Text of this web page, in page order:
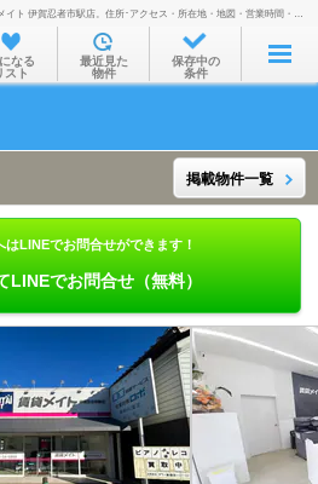
お部屋を探す
沿線・駅から
通勤通学時間から
物件特集から
賃貸マンション･アパート探しなら株式会社賃貸メイト 伊賀忍者市駅店。住所･アクセス・所在地・地図・営業時間・定休日・電話番号などを掲載。
なる
スト
最近見た
物件
保存中の
条件
掲載物件一覧
はLINEでお問合せができます！
LINEでお問合せ（無料）